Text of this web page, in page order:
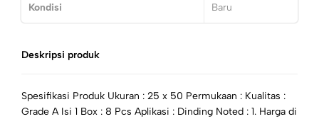
Kondisi Baru
Deskripsi produk
Spesifikasi Produk Ukuran : 25 x 50 Permukaan : Kualitas :
Grade A Isi 1 Box : 8 Pcs Aplikasi : Dinding Noted : 1. Harga di